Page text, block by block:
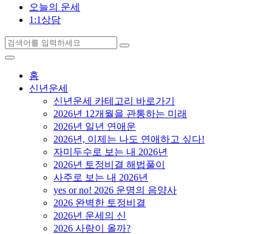
오늘의 운세
1:1상담
홈
신년운세
신년운세 카테고리 바로가기
2026년 12개월을 관통하는 미래
2026년 일년 연애운
2026년, 이제는 나도 연애하고 싶다!
자미두수로 보는 내 2026년
2026년 토정비결 해법풀이
사주로 보는 내 2026년
yes or no! 2026 운명의 음양사
2026 완벽한 토정비결
2026년 운세의 신
2026 사랑이 올까?